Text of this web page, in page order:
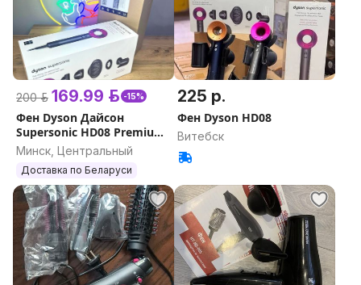
200 р. 169.99 р. -15%
Фен Dyson Дайсон
Supersonic HD08 Premium
1:1 к оригиналу
Минск, Центральный
Доставка по Беларуси
225 р.
Фен Dyson HD08
Витебск